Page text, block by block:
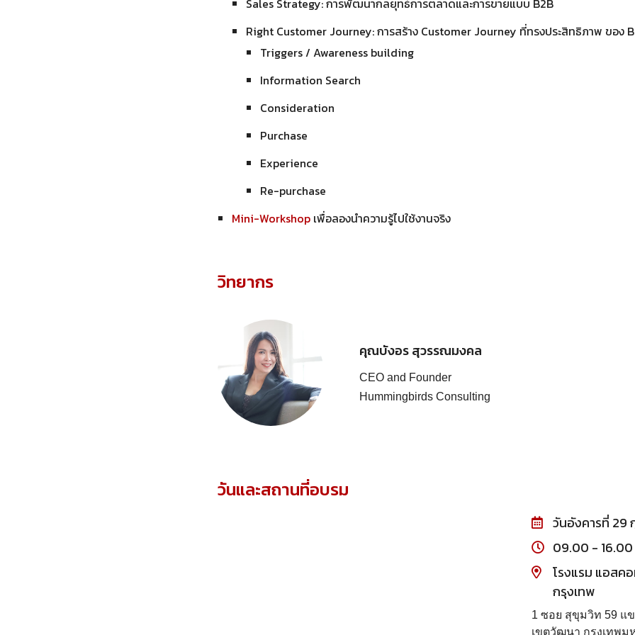
Sales Strategy: การพัฒนากลยุทธ์การตลาดและการขายแบบ B2B
Right Customer Journey: การสร้าง Customer Journey ที่ทรงประสิทธิภาพ ของ
Triggers / Awareness building
Information Search
Consideration
Purchase
Experience
Re-purchase
Mini-Workshop เพื่อลองนำความรู้ไปใช้งานจริง
วิทยากร
คุณบังอร สุวรรณมงคล
CEO and Founder
Hummingbirds Consulting
วันและสถานที่อบรม
วันอังคารที่ 29
09.00 -
โรงแรม แอสค
กรุงเทพ
1 ซอย สุขุมวิท 59 แ
เขตวัฒนา กรุงเทพม